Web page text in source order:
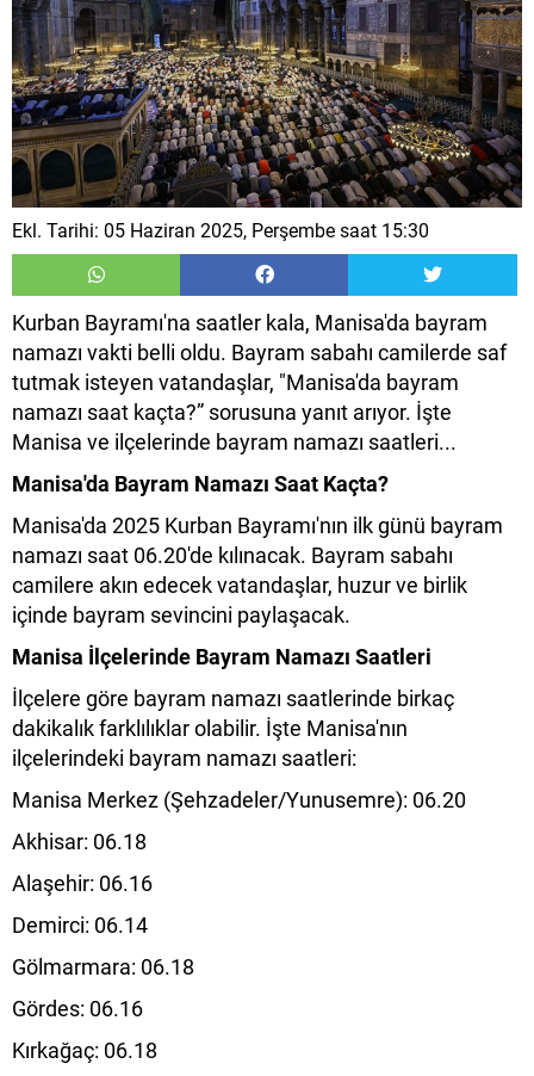
Ekl. Tarihi: 05 Haziran 2025, Perşembe saat 15:30
Kurban Bayramı'na saatler kala, Manisa'da bayram
namazı vakti belli oldu. Bayram sabahı camilerde saf
tutmak isteyen vatandaşlar, "Manisa'da bayram
namazı saat kaçta?” sorusuna yanıt arıyor. İşte
Manisa ve ilçelerinde bayram namazı saatleri...
Manisa'da Bayram Namazı Saat Kaçta?
Manisa'da 2025 Kurban Bayramı'nın ilk günü bayram
namazı saat 06.20'de kılınacak. Bayram sabahı
camilere akın edecek vatandaşlar, huzur ve birlik
içinde bayram sevincini paylaşacak.
Manisa İlçelerinde Bayram Namazı Saatleri
İlçelere göre bayram namazı saatlerinde birkaç
dakikalık farklılıklar olabilir. İşte Manisa'nın
ilçelerindeki bayram namazı saatleri:
Manisa Merkez (Şehzadeler/Yunusemre): 06.20
Akhisar: 06.18
Alaşehir: 06.16
Demirci: 06.14
Gölmarmara: 06.18
Gördes: 06.16
Kırkağaç: 06.18